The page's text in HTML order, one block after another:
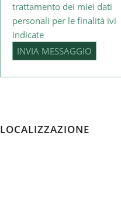
trattamento dei miei dati
personali per le finalità ivi
indicate
LOCALIZZAZIONE